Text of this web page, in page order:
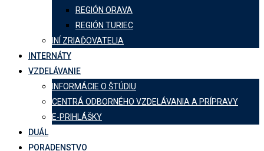
REGIÓN ORAVA
REGIÓN TURIEC
INÍ ZRIAĎOVATELIA
INTERNÁTY
VZDELÁVANIE
INFORMÁCIE O ŠTÚDIU
CENTRÁ ODBORNÉHO VZDELÁVANIA A PRÍPRAVY
E-PRIHLÁŠKY
DUÁL
PORADENSTVO